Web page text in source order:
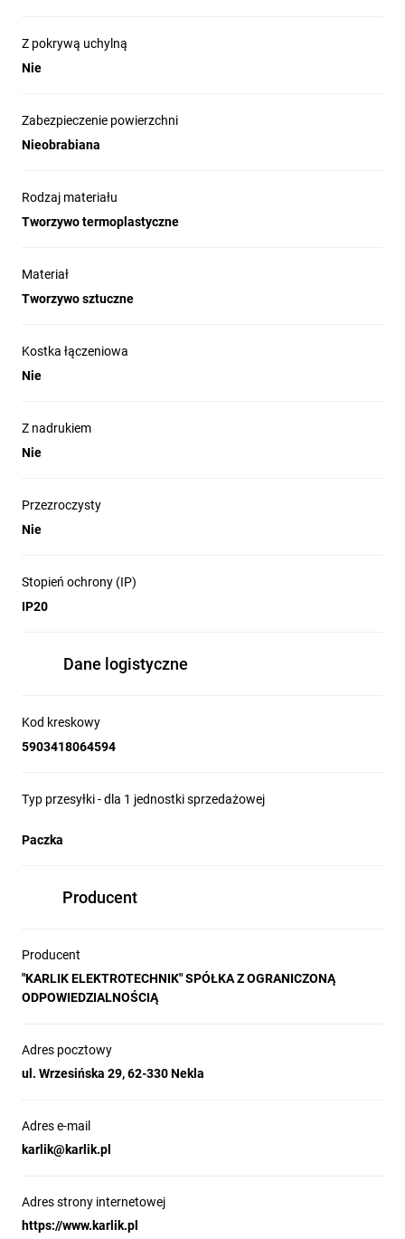
Z pokrywą uchylną
Nie
Zabezpieczenie powierzchni
Nieobrabiana
Rodzaj materiału
Tworzywo termoplastyczne
Materiał
Tworzywo sztuczne
Kostka łączeniowa
Nie
Z nadrukiem
Nie
Przezroczysty
Nie
Stopień ochrony (IP)
IP20
Dane logistyczne
Kod kreskowy
5903418064594
Typ przesyłki - dla 1 jednostki sprzedażowej
Paczka
Producent
Producent
"KARLIK ELEKTROTECHNIK" SPÓŁKA Z OGRANICZONĄ
ODPOWIEDZIALNOŚCIĄ
Adres pocztowy
ul. Wrzesińska 29, 62-330 Nekla
Adres e-mail
karlik@karlik.pl
Adres strony internetowej
https://www.karlik.pl